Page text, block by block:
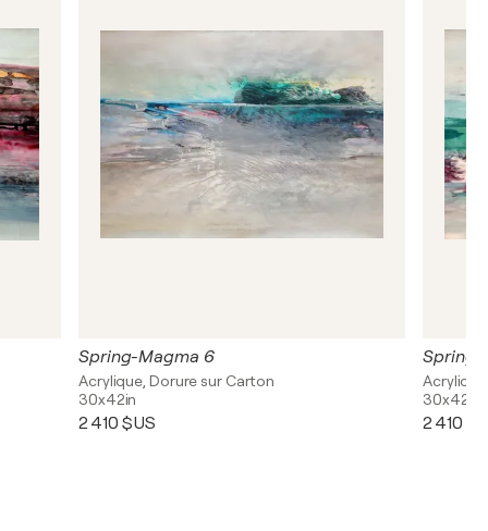
Spring-Magma 6
Acrylique, Dorure sur Carton
30x42in
2 410 $US
Spring-
30x42in
2 410